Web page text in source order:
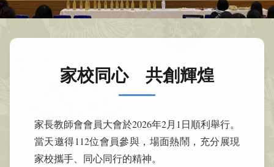
家校同心 共創輝煌
家長教師會會員大會於2026年2月1日順利舉行。
當天邀得112位會員參與，場面熱鬧，充分展現
家校攜手、同心同行的精神。